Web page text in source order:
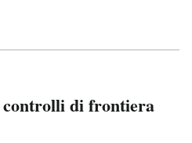
di frontiera